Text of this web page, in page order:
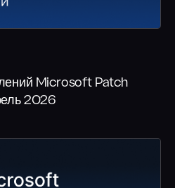
Microsoft Patch
2026